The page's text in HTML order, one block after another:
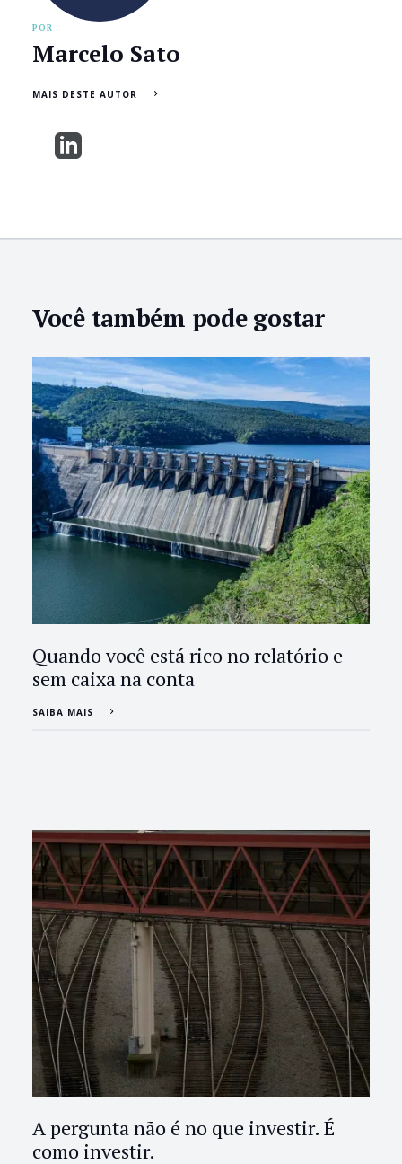
POR
Marcelo Sato
MAIS DESTE AUTOR
Você também pode gostar
Quando você está rico no relatório e
sem caixa na conta
SAIBA MAIS
A pergunta não é no que investir. É
como investir.